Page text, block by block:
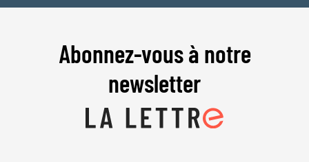
Abonnez-vous à notre
newsletter